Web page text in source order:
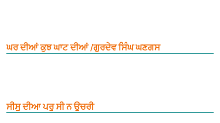
ਘਰ ਦੀਆਂ ਕੁਝ ਘਾਟ ਦੀਆਂ /ਗੁਰਦੇਵ ਸਿੰਘ ਘਣਗਸ
ਸੀਸੁ ਦੀਆ ਪਰੁ ਸੀ ਨ ਉਚਰੀ